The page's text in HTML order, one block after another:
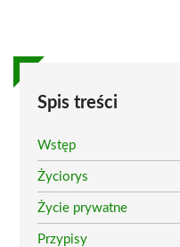
Spis treści
Wstęp
Życiorys
Życie prywatne
Przypisy